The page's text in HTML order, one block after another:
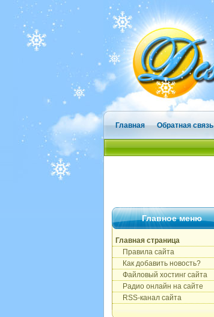
Главная Обратная связь
Главное меню
Главная страница
Правила сайта
Как добавить новость?
Файловый хостинг сайта
Радио онлайн на сайте
RSS-канал сайта